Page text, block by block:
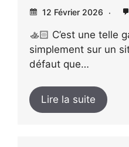
12 Février 2026
🚣🏻 C’est une telle
simplement sur un
défaut que…
Lire la suite